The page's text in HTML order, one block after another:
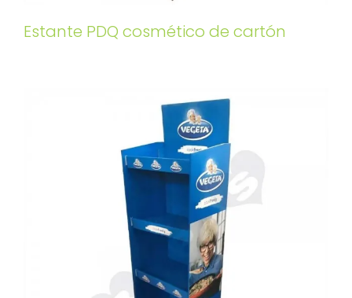
Estante PDQ cosmético de cartón